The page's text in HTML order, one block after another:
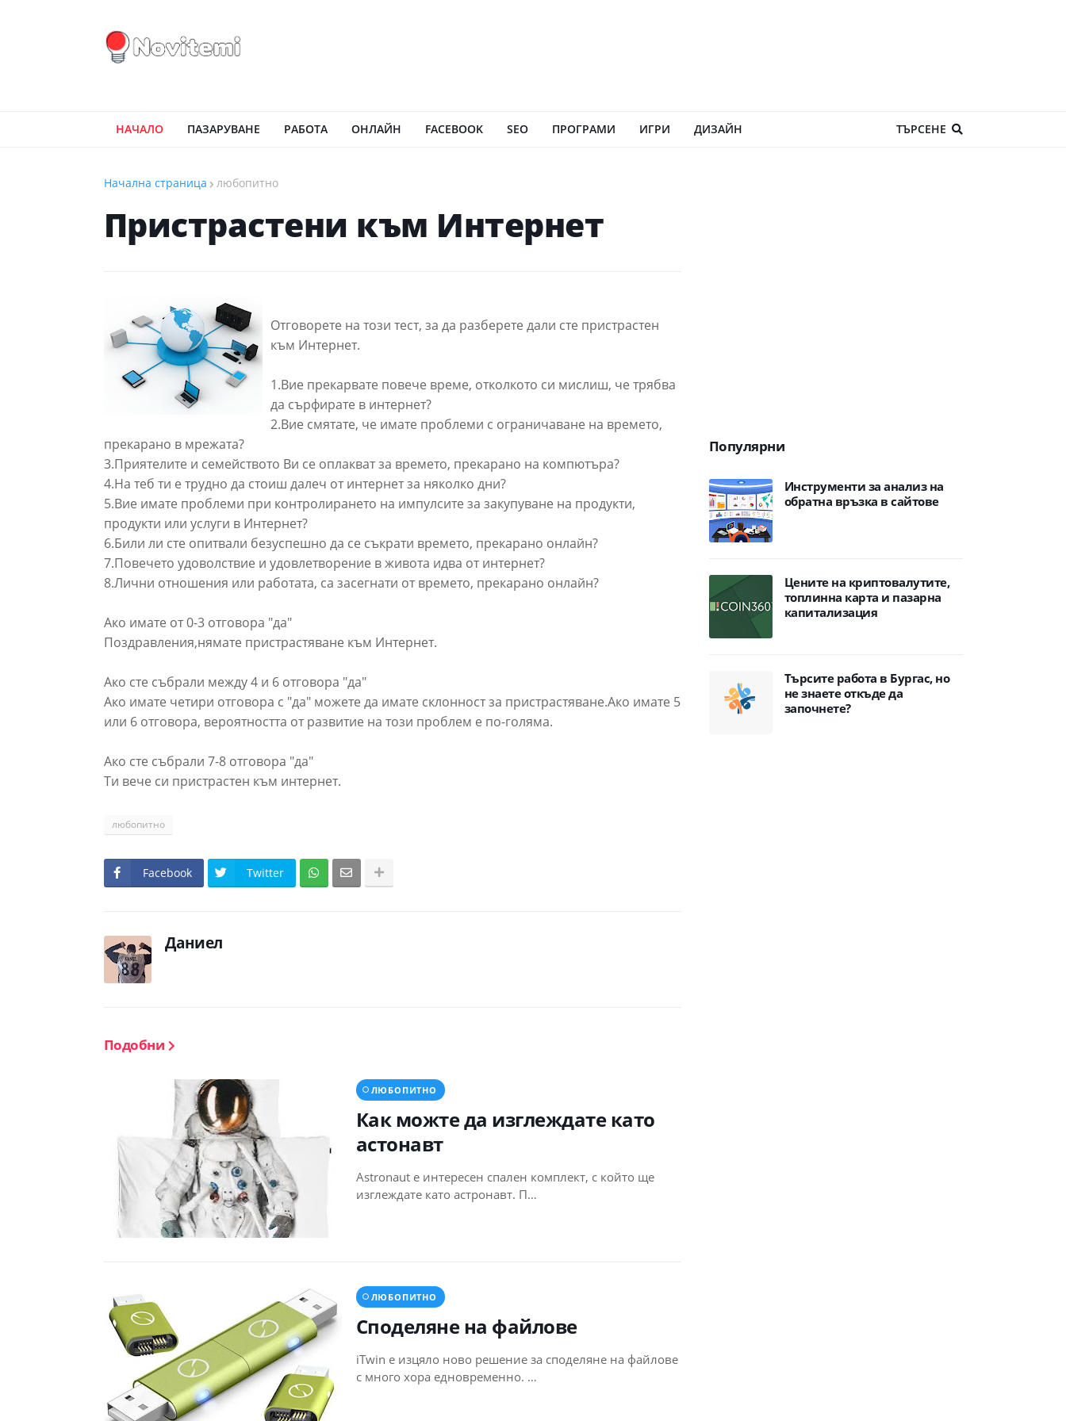
НАЧАЛО ПАЗАРУВАНЕ РАБОТА ОНЛАЙН FACEBOOK SEO ПРОГРАМИ ИГРИ ДИЗАЙН ТЪРСЕНЕ
Начална страница любопитно
Пристрастени към Интернет
Отговорете на този тест, за да разберете дали сте пристрастен
към Интернет.
1.Вие прекарвате повече време, отколкото си мислиш, че трябва
да сърфирате в интернет?
2.Вие смятате, че имате проблеми с ограничаване на времето,
прекарано в мрежата?
3.Приятелите и семейството Ви се оплакват за времето, прекарано на компютъра?
4.На теб ти е трудно да стоиш далеч от интернет за няколко дни?
5.Вие имате проблеми при контролирането на импулсите за закупуване на продукти,
продукти или услуги в Интернет?
6.Били ли сте опитвали безуспешно да се съкрати времето, прекарано онлайн?
7.Повечето удоволствие и удовлетворение в живота идва от интернет?
8.Лични отношения или работата, са засегнати от времето, прекарано онлайн?
Ако имате от 0-3 отговора "да"
Поздравления,нямате пристрастяване към Интернет.
Ако сте събрали между 4 и 6 отговора "да"
Ако имате четири отговора с "да" можете да имате склонност за пристрастяване.Ако имате 5
или 6 отговора, вероятността от развитие на този проблем е по-голяма.
Ако сте събрали 7-8 отговора "да"
Ти вече си пристрастен към интернет.
любопитно
Facebook Twitter
Даниел
Подобни
ЛЮБОПИТНО
Как можте да изглеждате като
астонавт
Astronaut е интересен спален комплект, с който ще
изглеждате като астронавт. П…
ЛЮБОПИТНО
Споделяне на файлове
iTwin е изцяло ново решение за споделяне на файлове
с много хора едновременно. …
Популярни
Инструменти за анализ на
обратна връзка в сайтове
Цените на криптовалутите,
топлинна карта и пазарна
капитализация
Търсите работа в Бургас, но
не знаете откъде да
започнете?